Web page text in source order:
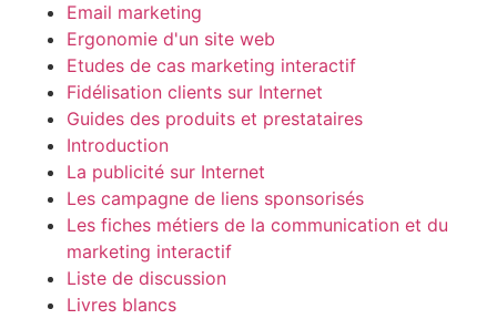
Email marketing
Ergonomie d'un site web
Etudes de cas marketing interactif
Fidélisation clients sur Internet
Guides des produits et prestataires
Introduction
La publicité sur Internet
Les campagne de liens sponsorisés
Les fiches métiers de la communication et du
marketing interactif
Liste de discussion
Livres blancs